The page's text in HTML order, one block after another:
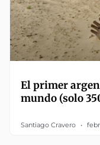
El primer
mundo (solo
Santiago Cravero